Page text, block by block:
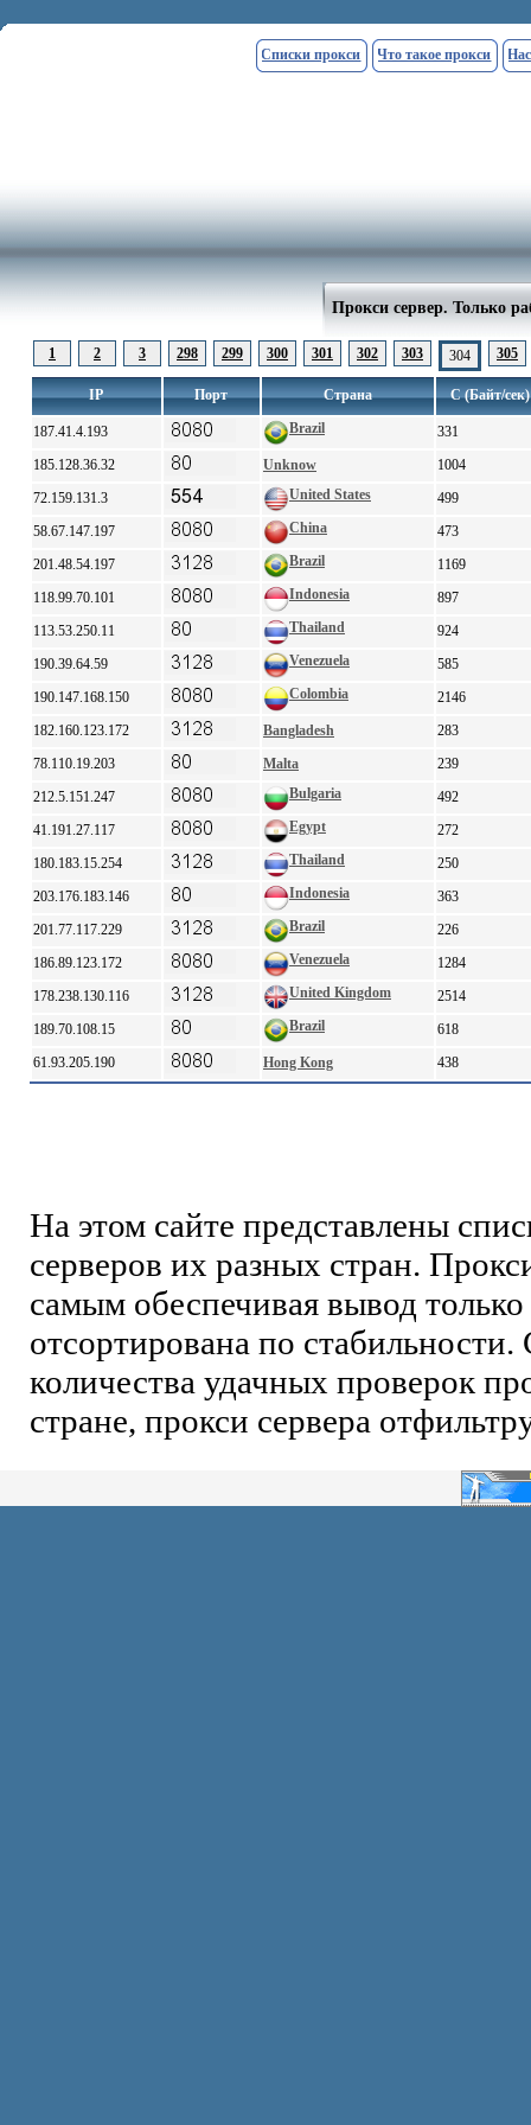
Списки прокси Что такое прокси
Прокси сервер. Только
1 2 3 298 299 300 301 302 303 304 305
IP Порт Страна С (Байт/сек)
187.41.4.193 Brazil
331
185.128.36.32
Unknow
1004
72.159.131.3
United States
499
58.67.147.197
China
473
201.48.54.197
Brazil
1169
118.99.70.101
Indonesia
897
113.53.250.11
Thailand
924
190.39.64.59
Venezuela
585
190.147.168.150
Colombia
2146
182.160.123.172
Bangladesh
283
78.110.19.203
Malta
239
212.5.151.247
Bulgaria
492
41.191.27.117
Egypt
272
180.183.15.254
Thailand
250
203.176.183.146
Indonesia
363
201.77.117.229
Brazil
226
186.89.123.172
Venezuela
1284
178.238.130.116
United Kingdom
2514
189.70.108.15
Brazil
618
61.93.205.190
Hong Kong 438
На этом сайте представлены
серверов их разных стран.
самым обеспечивая вывод
отсортирована по стабильности.
количества удачных проверок
стране, прокси сервера